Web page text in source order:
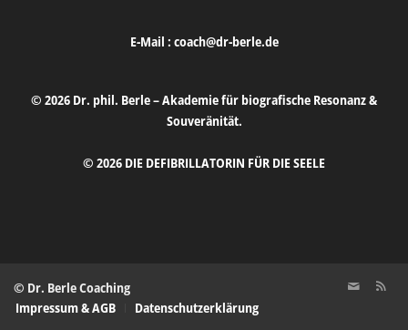
E-Mail : coach@dr-berle.de
© 2026 Dr. phil. Berle – Akademie für biografische Resonanz &
Souveränität.
© 2026 DIE DEFIBRILLATORIN FÜR DIE SEELE
© Dr. Berle Coaching
Impressum & AGB
Datenschutzerklärung